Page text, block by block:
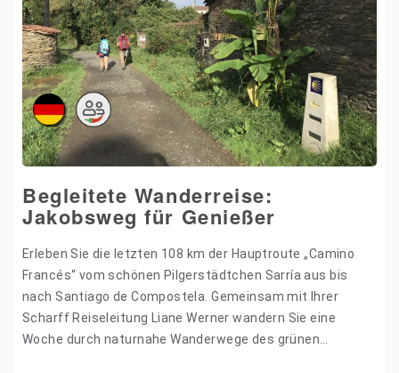
Begleitete Wanderreise:
Jakobsweg für Genießer
Erleben Sie die letzten 108 km der Hauptroute „Camino
Francés“ vom schönen Pilgerstädtchen Sarría aus bis
nach Santiago de Compostela. Gemeinsam mit Ihrer
Scharff Reiseleitung Liane Werner wandern Sie eine
Woche durch naturnahe Wanderwege des grünen